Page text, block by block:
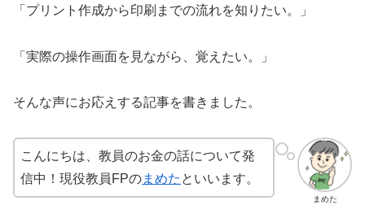
「プリント作成から印刷までの流れを知りたい。」
「実際の操作画面を見ながら、覚えたい。」
そんな声にお応えする記事を書きました。
まめた
こんにちは、教員のお金の話について発
信中！現役教員FPのまめた といいます。